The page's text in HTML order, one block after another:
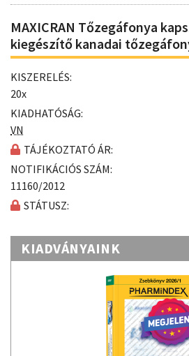
MAXICRAN Tőzegáfonya
kiegészítő kanadai
KISZERELÉS:
20x
KIADHATÓSÁG:
VN
TÁJÉKOZTATÓ ÁR:
NOTIFIKÁCIÓS SZÁM:
11160/2012
STÁTUSZ:
KIADVÁNYAINK